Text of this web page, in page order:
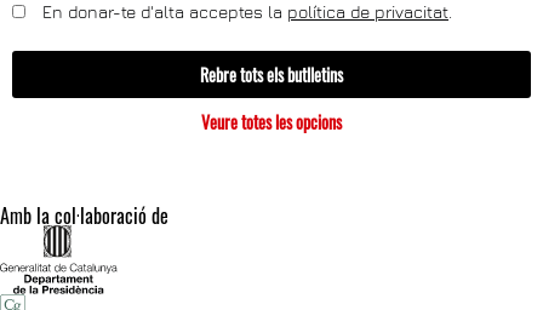
En donar-te d'alta acceptes la política de privacitat
Rebre tots els butlletins
Veure totes les opcions
Amb la col·laboració de